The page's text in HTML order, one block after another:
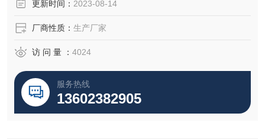
更新时间： 2023-08-14
厂商性质： 生产厂家
访 问 量 ： 4024
服务热线
13602382905